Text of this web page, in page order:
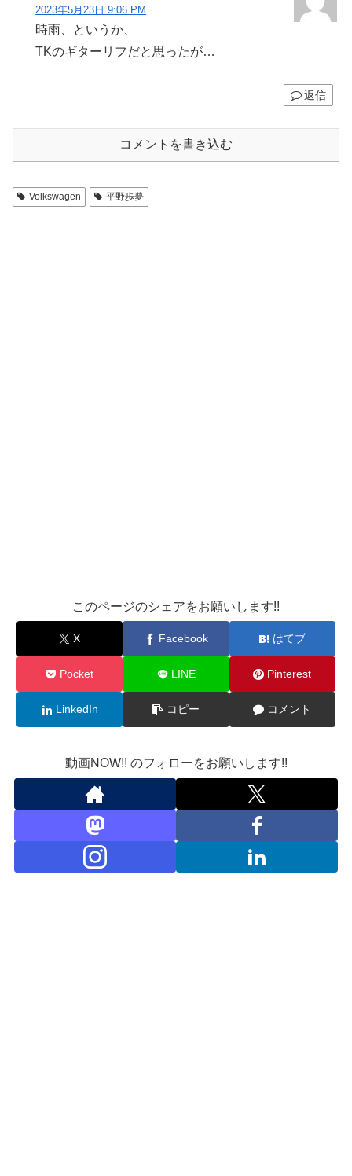
2023年5月23日 9:06 PM
時雨、というか、
TKのギターリフだと思ったが…
返信
コメントを書き込む
Volkswagen 平野歩夢
このページのシェアをお願いします!!
X Facebook はてブ
Pocket LINE Pinterest
LinkedIn コピー コメント
動画NOW!! のフォローをお願いします!!